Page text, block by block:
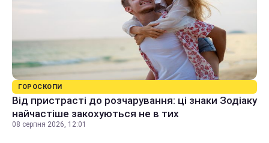
ГОРОСКОПИ
Від пристрасті до розчарування: ці знаки Зодіаку
найчастіше закохуються не в тих
08 серпня 2026, 12:01